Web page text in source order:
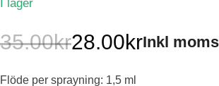
I lager
35.00kr
Det
28.00kr
Det
Inkl moms
Flöde per sprayning: 1,5 ml